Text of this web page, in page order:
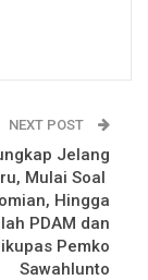
NEXT POST
Jelang
Mulai Soal
Hingga
PDAM dan
Pemko
Sawahlunto